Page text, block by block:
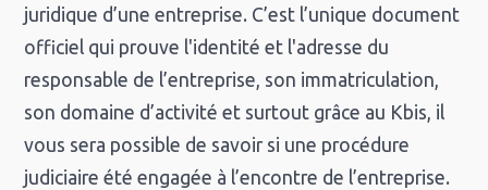
juridique d’une entreprise. C’est l’unique document
officiel qui prouve l'identité et l'adresse du
responsable de l’entreprise, son immatriculation,
son domaine d’activité et surtout grâce au Kbis, il
vous sera possible de savoir si une procédure
judiciaire été engagée à l’encontre de l’entreprise.